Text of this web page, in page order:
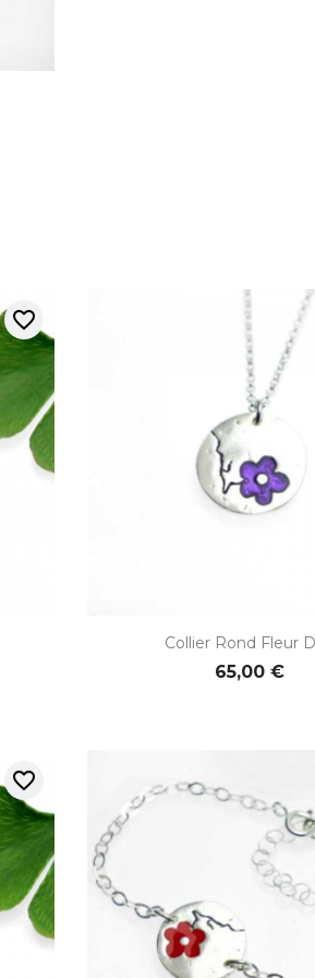
favorite_border
Aperçu
Collier Rond Fleur
65,00 €
favorite_border